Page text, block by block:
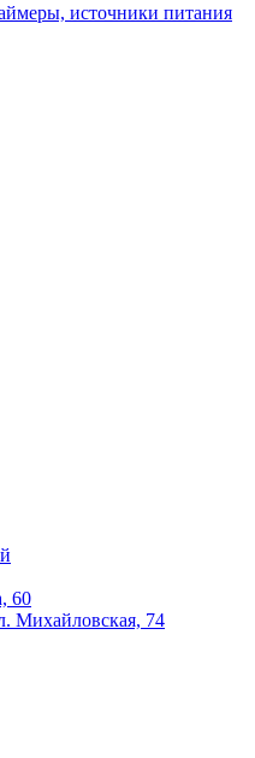
источники питания
60
Михайловская, 74